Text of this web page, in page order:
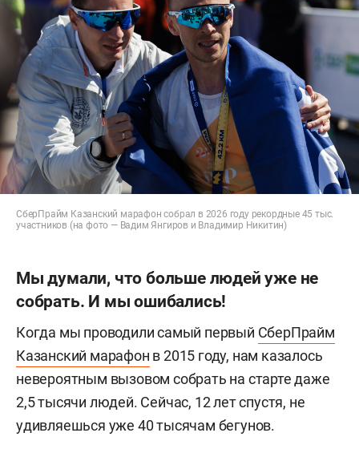
СберПрайм Казанский марафон собрал в 2026 году рекордные 45 тыс.
участников (на фото — Вадим Янгиров и Владимир Никитин)
Мы думали, что больше людей уже не
собрать. И мы ошибались!
Когда мы проводили самый первый СберПрайм
Казанский марафон в 2015 году, нам казалось
невероятным вызовом собрать на старте даже
2,5 тысячи людей. Сейчас, 12 лет спустя, не
удивляешься уже 40 тысячам бегунов.